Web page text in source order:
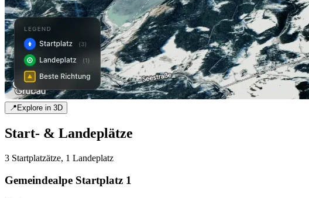
📍Explore in 3D
Start- & Landeplätze
3 Startplatzätze, 1 Landeplatz
Gemeindealpe Startplatz 1